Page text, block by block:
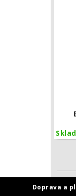
Doprava a